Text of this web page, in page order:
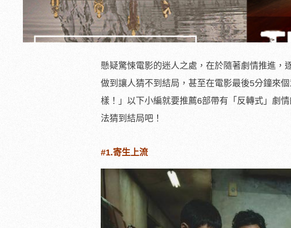
懸疑驚悚電影的迷人之處，在於隨著劇情推進，
做到讓人猜不到結局，甚至在電影最後5分鐘來
樣！」以下小編就要推薦6部帶有「反轉式」劇
法猜到結局吧！
#1.寄生上流